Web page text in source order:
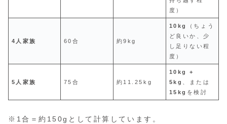
度）
4人家族 60合 約9kg
10kg
（ちょう
ど良いか、少
し足りない程
度）
5人家族 75合 約11.25kg
10kg +
5kg
、または
15kg を検討
※1合＝約150gとして計算しています。